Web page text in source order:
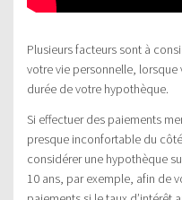
Plusieurs facteurs sont à
votre vie personnelle,
durée de votre hypothèque.
Si effectuer des paiements
presque inconfortable du
considérer une hypothèque
10 ans, par exemple, afin de